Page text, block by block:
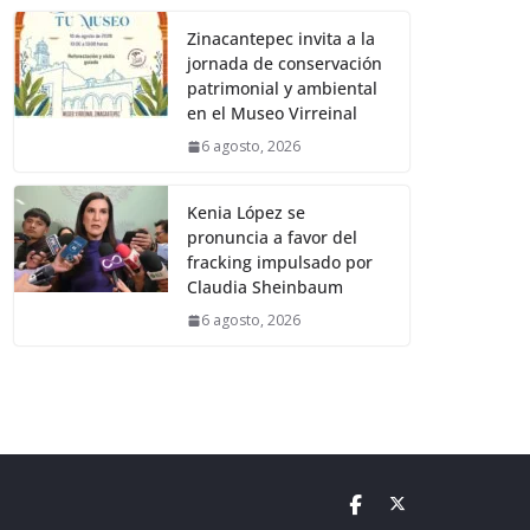
Zinacantepec invita a la
jornada de conservación
patrimonial y ambiental
en el Museo Virreinal
6 agosto, 2026
Kenia López se
pronuncia a favor del
fracking impulsado por
Claudia Sheinbaum
6 agosto, 2026